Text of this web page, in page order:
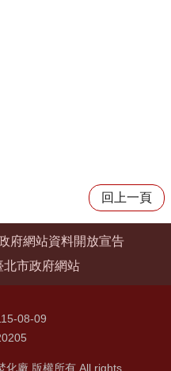
回上一頁
府網站資料開放宣告
北市政府網站
08-09
化廠 版權所有 All rights